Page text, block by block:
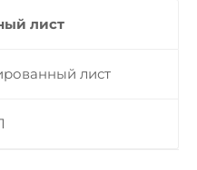
лист
лист